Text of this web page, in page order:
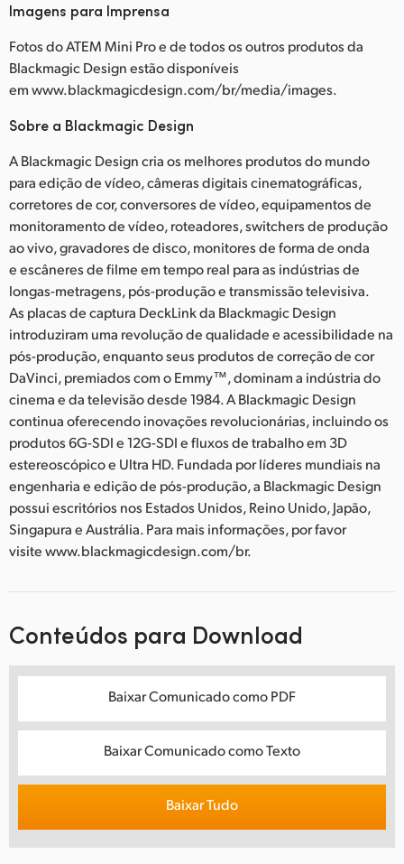
Imagens para Imprensa
Fotos do ATEM Mini Pro e de todos os outros produtos da
Blackmagic Design estão disponíveis
em www.blackmagicdesign.com/br/media/images.
Sobre a Blackmagic Design
A Blackmagic Design cria os melhores produtos do mundo
para edição de vídeo, câmeras digitais cinematográficas,
corretores de cor, conversores de vídeo, equipamentos de
monitoramento de vídeo, roteadores, switchers de produção
ao vivo, gravadores de disco, monitores de forma de onda
e escâneres de filme em tempo real para as indústrias de
longas-metragens, pós-produção e transmissão televisiva.
As placas de captura DeckLink da Blackmagic Design
introduziram uma revolução de qualidade e acessibilidade na
pós-produção, enquanto seus produtos de correção de cor
DaVinci, premiados com o Emmy™, dominam a indústria do
cinema e da televisão desde 1984. A Blackmagic Design
continua oferecendo inovações revolucionárias, incluindo os
produtos 6G-SDI e 12G-SDI e fluxos de trabalho em 3D
estereoscópico e Ultra HD. Fundada por líderes mundiais na
engenharia e edição de pós-produção, a Blackmagic Design
possui escritórios nos Estados Unidos, Reino Unido, Japão,
Singapura e Austrália. Para mais informações, por favor
visite www.blackmagicdesign.com/br.
Conteúdos para Download
Baixar Comunicado como PDF
Baixar Comunicado como Texto
Baixar Tudo